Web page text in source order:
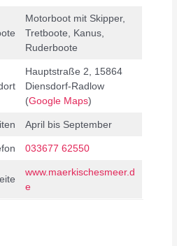
Motorboot mit Skipper,
Tretboote, Kanus,
Ruderboote
Hauptstraße 2, 15864
Diensdorf-Radlow
(Google Maps)
April bis September
033677 62550
www.maerkischesmeer.d
e